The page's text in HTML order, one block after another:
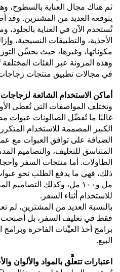
ثم هناك مجال العناية بالسطوح،
يتوقعه العديد من المشترين.
تُستخدم الآن في العناية بالجلود،
الأحذية، والتطبيقات النسيجية،
مكوناتها، وغيرها، حيث يحسِّن
وهذه المرونة عبر الفئات
في مجالات تطبيق منتجات
أماكن الاستخدام الشائعة
وتختلف المواصفات التي تُعطى
غالبًا ما تُفضِّل الصالونات عبوات
الكبير المصممة للاستخدام
الضيافة على توافق العبوات مع
المتناسق للتغليف، والتصاميم
الطاولات. أما منتجات السفر
مل و١٠٠ مل، وكذلك
للاستخدام أثناء السفر.
بالنسبة العديد من المشترين، لم
فقط في تغليف السفر، بل
برامج أخذ العيِّنات الفاخرة
البيع.
اعتبارات تتعلَّق بالمواد والألوان